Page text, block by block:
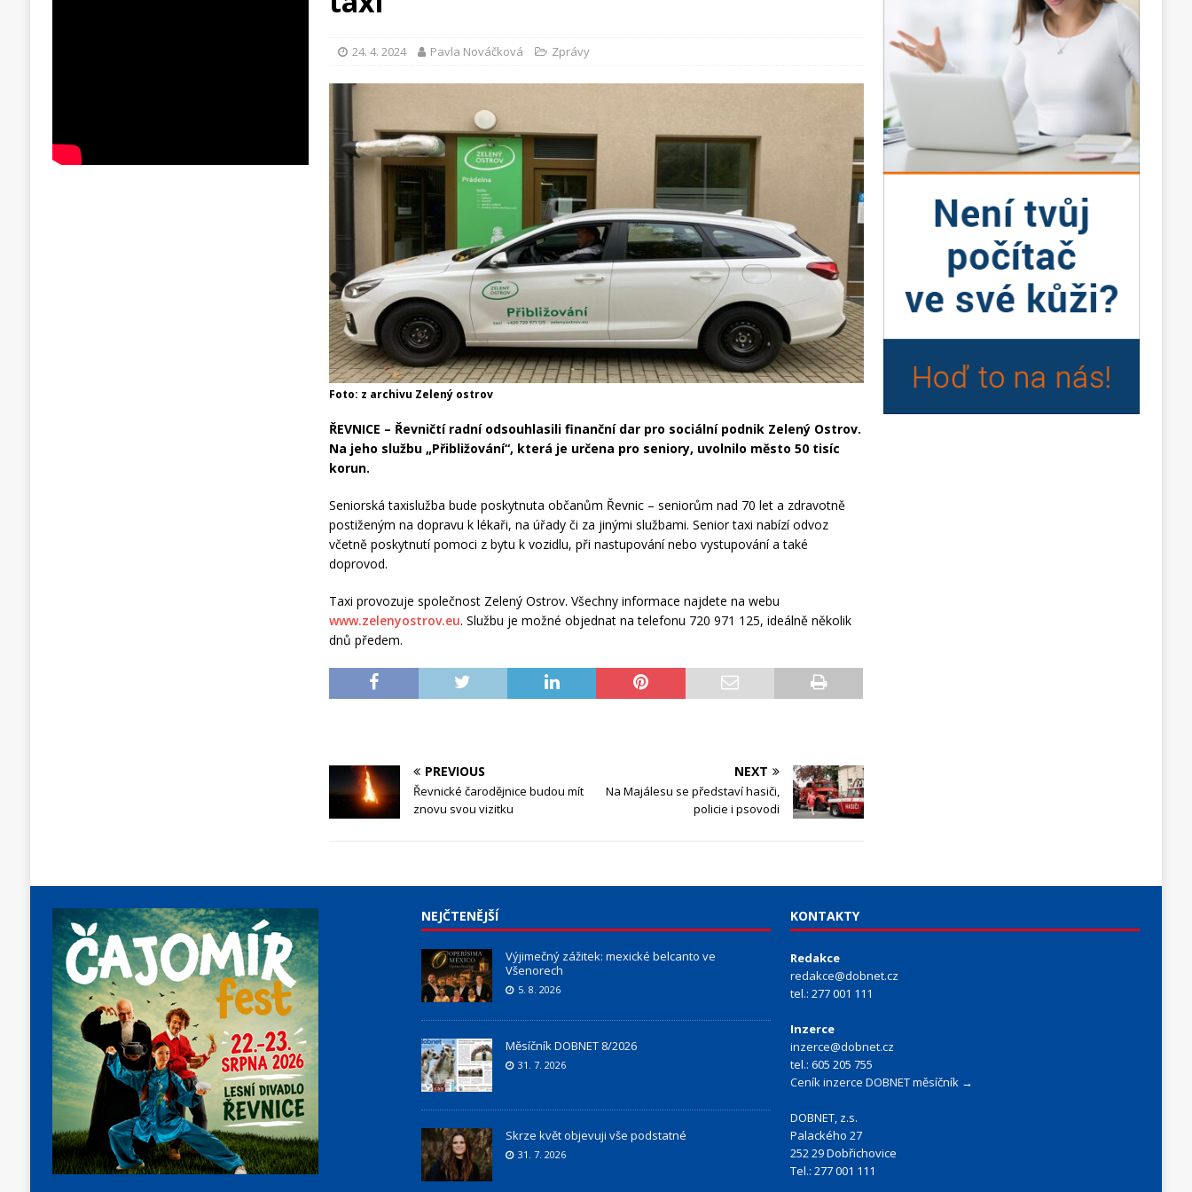
24. 4. 2024 Pavla Nováčková Zprávy
Foto: z archivu Zelený ostrov
ŘEVNICE – Řevničtí radní odsouhlasili finanční dar pro sociální podnik Zelený Ostrov.
Na jeho službu „Přibližování“, která je určena pro seniory, uvolnilo město 50 tisíc
korun.
Seniorská taxislužba bude poskytnuta občanům Řevnic – seniorům nad 70 let a zdravotně
postiženým na dopravu k lékaři, na úřady či za jinými službami. Senior taxi nabízí odvoz
včetně poskytnutí pomoci z bytu k vozidlu, při nastupování nebo vystupování a také
doprovod.
Taxi provozuje společnost Zelený Ostrov. Všechny informace najdete na webu
www.zelenyostrov.eu. Službu je možné objednat na telefonu 720 971 125, ideálně několik
dnů předem.
PREVIOUS
Řevnické čarodějnice budou mít
znovu svou vizitku
NEXT
Na Majálesu se představí hasiči,
policie i psovodi
NEJČTENĚJŠÍ
Výjimečný zážitek: mexické belcanto ve
Všenorech
5. 8. 2026
Měsíčník DOBNET 8/2026
31. 7. 2026
Skrze květ objevuji vše podstatné
31. 7. 2026
KONTAKTY
Redakce
redakce@dobnet.cz
tel.: 277 001 111
Inzerce
inzerce@dobnet.cz
tel.: 605 205 755
Ceník inzerce DOBNET měsíčník →
DOBNET, z.s.
Palackého 27
252 29 Dobřichovice
Tel.: 277 001 111